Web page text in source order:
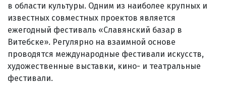
в области культуры. Одним из наиболее крупных и
известных совместных проектов является
ежегодный фестиваль «Славянский базар в
Витебске». Регулярно на взаимной основе
проводятся международные фестивали искусств,
художественные выставки, кино- и театральные
фестивали.